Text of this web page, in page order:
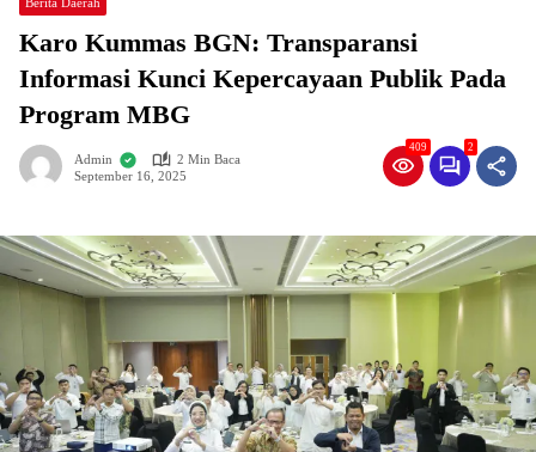
Karo Kummas BGN: Transparansi
Informasi Kunci Kepercayaan Publik Pada
Program MBG
Admin
2 Min Baca
September 16, 2025
409 2